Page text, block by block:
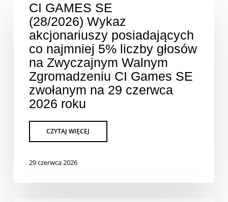
CI GAMES SE
(28/2026) Wykaz
akcjonariuszy posiadających
co najmniej 5% liczby głosów
na Zwyczajnym Walnym
Zgromadzeniu CI Games SE
zwołanym na 29 czerwca
2026 roku
29 czerwca 2026